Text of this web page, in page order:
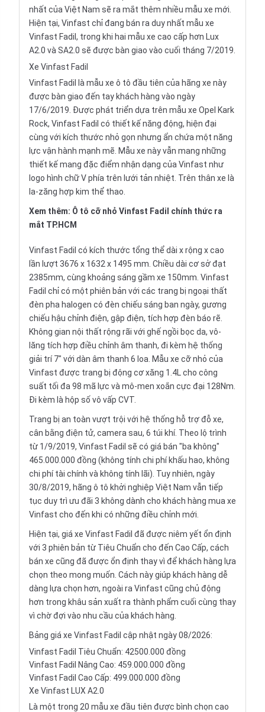
nhất của Việt Nam sẽ ra mắt thêm nhiều mẫu xe mới.
Hiện tại, Vinfast chỉ đang bán ra duy nhất mẫu xe
Vinfast Fadil, trong khi hai mẫu xe cao cấp hơn Lux
A2.0 và SA2.0 sẽ được bàn giao vào cuối tháng 7/2019.
Xe Vinfast Fadil
Vinfast Fadil là mẫu xe ô tô đầu tiên của hãng xe này
được bàn giao đến tay khách hàng vào ngày
17/6/2019. Được phát triển dựa trên mẫu xe Opel Kark
Rock, Vinfast Fadil có thiết kế năng động, hiện đại
cùng với kích thước nhỏ gọn nhưng ẩn chứa một năng
lực vận hành mạnh mẽ. Mẫu xe này vẫn mang những
thiết kế mang đặc điểm nhận dạng của Vinfast như
logo hình chữ V phía trên lưới tản nhiệt. Trên thân xe là
la-zăng hợp kim thể thao.
Xem thêm: Ô tô cỡ nhỏ Vinfast Fadil chính thức ra
mắt TP.HCM
Vinfast Fadil có kích thước tổng thể dài x rộng x cao
lần lượt 3676 x 1632 x 1495 mm. Chiều dài cơ sở đạt
2385mm, cùng khoảng sáng gầm xe 150mm. Vinfast
Fadil chỉ có một phiên bản với các trang bị ngoại thất
đèn pha halogen có đèn chiếu sáng ban ngày, gương
chiếu hậu chỉnh điện, gập điện, tích hợp đèn báo rẽ.
Không gian nội thất rộng rãi với ghế ngồi bọc da, vô-
lăng tích hợp điều chỉnh âm thanh, đi kèm hệ thống
giải trí 7" với dàn âm thanh 6 loa. Mẫu xe cỡ nhỏ của
Vinfast được trang bị động cơ xăng 1.4L cho công
suất tối đa 98 mã lực và mô-men xoắn cực đại 128Nm.
Đi kèm là hộp số vô vấp CVT.
Trang bị an toàn vượt trội với hệ thống hỗ trợ đỗ xe,
cân bằng điện tử, camera sau, 6 túi khí. Theo lộ trình
từ 1/9/2019, Vinfast Fadil sẽ có giá bán "ba không"
465.000.000 đồng (không tính chi phí khấu hao, không
chi phí tài chính và không tính lãi). Tuy nhiên, ngày
30/8/2019, hãng ô tô khởi nghiệp Việt Nam vẫn tiếp
tục duy trì ưu đãi 3 không dành cho khách hàng mua xe
Vinfast cho đến khi có những điều chỉnh mới.
Hiện tại, giá xe Vinfast Fadil đã được niêm yết ổn định
với 3 phiên bản từ Tiêu Chuẩn cho đến Cao Cấp, cách
bán xe cũng đã được ổn định thay vì để khách hàng lựa
chọn theo mong muốn. Cách này giúp khách hàng dễ
dàng lựa chọn hơn, ngoài ra Vinfast cũng chủ động
hơn trong khâu sản xuất ra thành phẩm cuối cùng thay
vì chờ đợi vào nhu cầu của khách hàng.
Bảng giá xe Vinfast Fadil cập nhật ngày 08/2026:
Vinfast Fadil Tiêu Chuẩn: 42500.000 đồng
Vinfast Fadil Nâng Cao: 459.000.000 đồng
Vinfast Fadil Cao Cấp: 499.000.000 đồng
Xe Vinfast LUX A2.0
Là một trong 20 mẫu xe đầu tiên được bình chọn cao